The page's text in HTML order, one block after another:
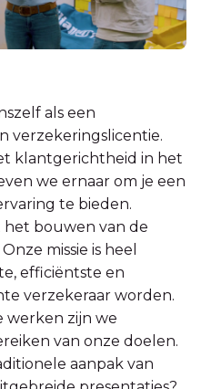
als een
verzekeringslicentie.
klantgerichtheid in het
we ernaar om je een
te bieden.
het bouwen van de
missie is heel
efficiëntste en
verzekeraar worden.
werken zijn we
van onze doelen.
aanpak van